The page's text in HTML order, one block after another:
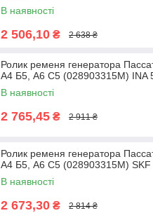
В наявності
2 506,10 ₴ 2 638 ₴
Ролик ременя генератора
А4 Б5, А6 С5 (028903315M) INA
В наявності
2 765,45 ₴ 2 911 ₴
Ролик ременя генератора
А4 Б5, А6 С5 (028903315M) SKF
В наявності
2 673,30 ₴ 2 814 ₴